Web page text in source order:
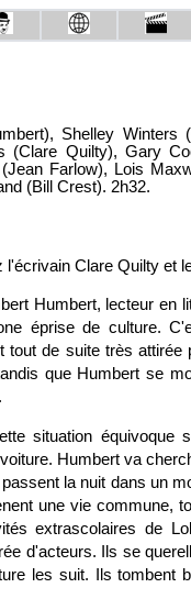
Shelley Winters
(Clare Quilty), Gary
Farlow), Lois
(Bill Crest). 2h32.
Clare Quilty et
Humbert, lecteur en
éprise de culture.
de suite très
que Humbert se
situation équivoque
Humbert va
la nuit dans un
une vie commune,
extrascolaires de
d'acteurs. Ils se
les suit. Ils tombent